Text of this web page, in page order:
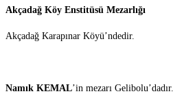
Akçadağ Köy Enstitüsü Mezarlığı
Akçadağ Karapınar Köyü’ndedir.
Namık KEMAL’in mezarı Gelibolu’dadır.